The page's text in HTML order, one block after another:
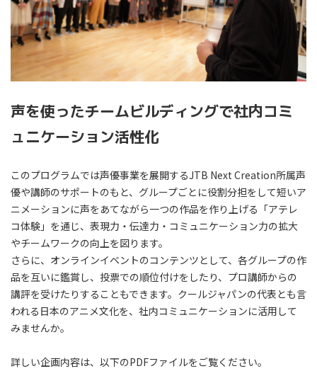
声を使ったチームビルディングで社内コミ
ュニケーション活性化
このプログラムでは声優事業を展開するJTB Next Creation所属声
優や講師のサポートのもと、グループごとに役割分担をして短いア
ニメーションに声をあてながら一つの作品を作り上げる「アテレ
コ体験」を通じ、表現力・伝達力・コミュニケーション力の拡大
やチームワークの向上を図ります。
さらに、オンラインイベントのコンテンツとして、各グループの作
品を互いに鑑賞し、投票での順位付けをしたり、プロ講師からの
講評を受けたりすることもできます。クールジャパンの代表とも言
われる日本のアニメ文化を、社内コミュニケーションに活用して
みませんか。
詳しい企画内容は、以下のPDFファイルをご覧ください。